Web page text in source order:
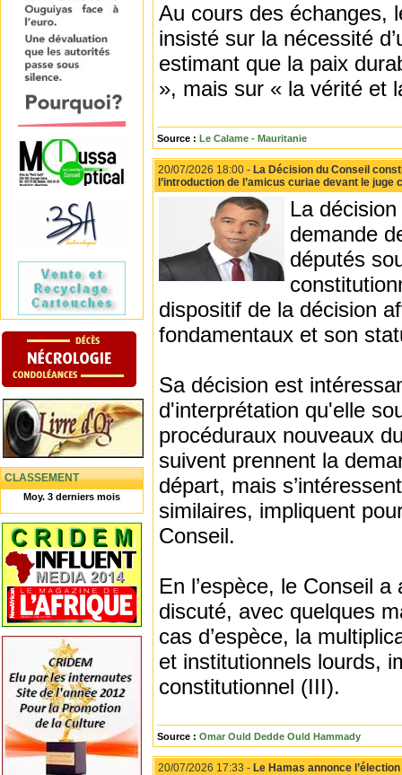
CLASSEMENT
Moy. 3 derniers mois
Au cours des échanges,
insisté sur la nécessité
estimant que la paix
», mais sur « la vérité et
Source : Le Calame - Mauritanie
20/07/2026 18:00 - La Décision du Conseil
l’introduction de l’amicus curiae devant le juge
La
demande
députés
dispositif de la décision
fondamentaux et son
Sa décision est
d'interprétation qu'elle
procéduraux nouveaux
suivent prennent la
départ, mais
similaires, impliquent
Conseil.
En l’espèce, le Conseil
discuté, avec quelques
cas d’espèce, la
et institutionnels lourds,
constitutionnel (III).
Source : Omar Ould Dedde Ould Hammady
20/07/2026 17:33 - Le Hamas annonce